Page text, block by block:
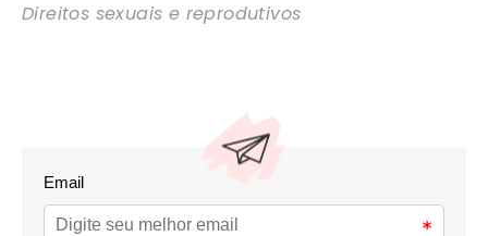
Direitos sexuais e reprodutivos